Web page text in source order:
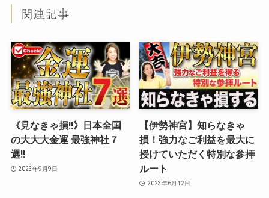
関連記事
《見なきゃ損‼︎》日本全国
の大大大金運 最強神社７
選‼︎
2023年9月9日
【伊勢神宮】知らなきゃ
損！強力なご利益を最大に
授けていただく特別な参拝
ルート
2023年6月12日